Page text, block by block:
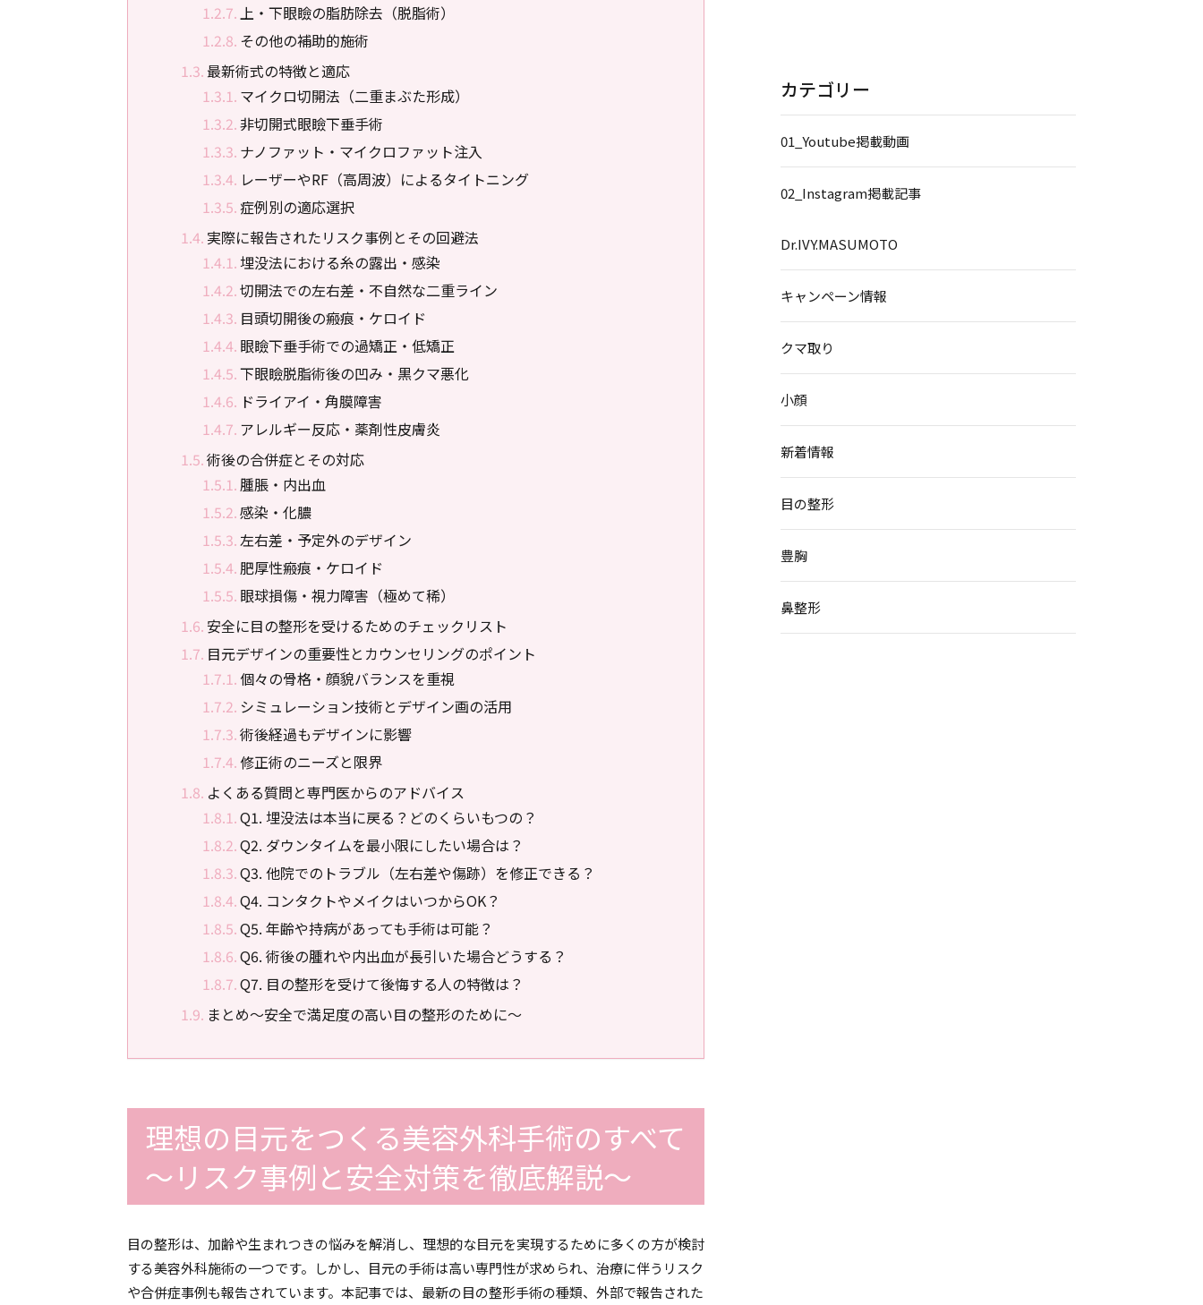
上・下眼瞼の脂肪除去（脱脂術）
その他の補助的施術
最新術式の特徴と適応
マイクロ切開法（二重まぶた形成）
非切開式眼瞼下垂手術
ナノファット・マイクロファット注入
レーザーやRF（高周波）によるタイトニング
症例別の適応選択
実際に報告されたリスク事例とその回避法
埋没法における糸の露出・感染
切開法での左右差・不自然な二重ライン
目頭切開後の瘢痕・ケロイド
眼瞼下垂手術での過矯正・低矯正
下眼瞼脱脂術後の凹み・黒クマ悪化
ドライアイ・角膜障害
アレルギー反応・薬剤性皮膚炎
術後の合併症とその対応
腫脹・内出血
感染・化膿
左右差・予定外のデザイン
肥厚性瘢痕・ケロイド
眼球損傷・視力障害（極めて稀）
安全に目の整形を受けるためのチェックリスト
目元デザインの重要性とカウンセリングのポイント
個々の骨格・顔貌バランスを重視
シミュレーション技術とデザイン画の活用
術後経過もデザインに影響
修正術のニーズと限界
よくある質問と専門医からのアドバイス
Q1. 埋没法は本当に戻る？どのくらいもつの？
Q2. ダウンタイムを最小限にしたい場合は？
Q3. 他院でのトラブル（左右差や傷跡）を修正できる？
Q4. コンタクトやメイクはいつからOK？
Q5. 年齢や持病があっても手術は可能？
Q6. 術後の腫れや内出血が長引いた場合どうする？
Q7. 目の整形を受けて後悔する人の特徴は？
まとめ～安全で満足度の高い目の整形のために～
理想の目元をつくる美容外科手術のすべて
～リスク事例と安全対策を徹底解説～
目の整形は、加齢や生まれつきの悩みを解消し、理想的な目元を実現するために多くの方が検討
する美容外科施術の一つです。しかし、目元の手術は高い専門性が求められ、治療に伴うリスク
や合併症事例も報告されています。本記事では、最新の目の整形手術の種類、外部で報告された
カテゴリー
01_Youtube掲載動画
02_Instagram掲載記事
Dr.IVY.MASUMOTO
キャンペーン情報
クマ取り
小顔
新着情報
目の整形
豊胸
鼻整形